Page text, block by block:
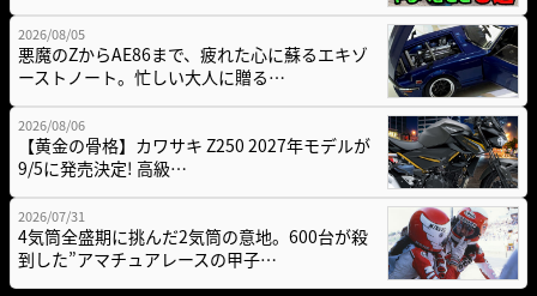
2026/08/05
悪魔のZからAE86まで、疲れた心に蘇るエキゾ
ーストノート。忙しい大人に贈る…
2026/08/06
【黄金の骨格】カワサキ Z250 2027年モデルが
9/5に発売決定! 高級…
2026/07/31
4気筒全盛期に挑んだ2気筒の意地。600台が殺
到した”アマチュアレースの甲子…